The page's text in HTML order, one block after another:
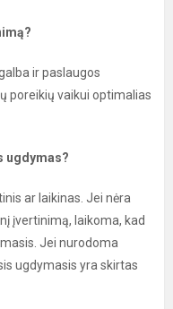
ir paslaugos
poreikių vaikui optimalias
ugdymas?
ar laikinas. Jei nėra
įvertinimą, laikoma, kad
Jei nurodoma
ugdymasis yra skirtas